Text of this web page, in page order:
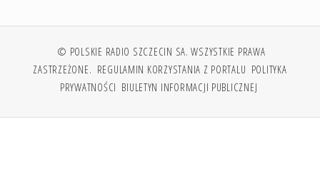
© POLSKIE RADIO SZCZECIN SA. WSZYSTKIE PRAWA
ZASTRZEŻONE. REGULAMIN KORZYSTANIA Z PORTALU POLITYKA
PRYWATNOŚCI BIULETYN INFORMACJI PUBLICZNEJ